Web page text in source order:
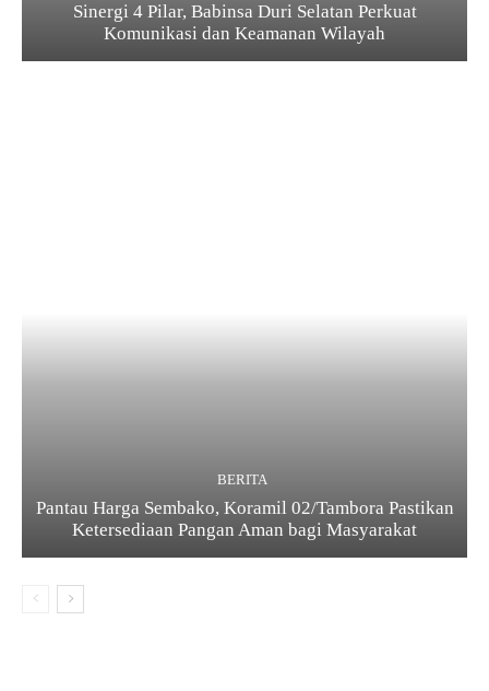
Sinergi 4 Pilar, Babinsa Duri Selatan Perkuat
Komunikasi dan Keamanan Wilayah
BERITA
Pantau Harga Sembako, Koramil 02/Tambora Pastikan
Ketersediaan Pangan Aman bagi Masyarakat